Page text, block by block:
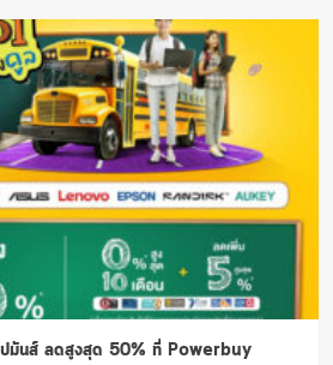
นส์ ลดสูงสุด 50% ที่ Powerbuy